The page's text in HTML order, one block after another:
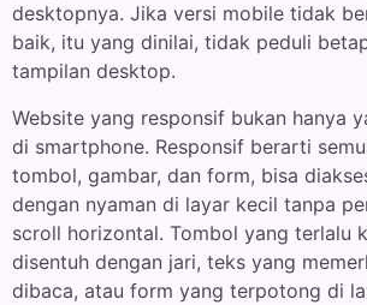
desktopnya. Jika versi mobile tidak
baik, itu yang dinilai, tidak peduli
tampilan desktop.
Website yang responsif bukan hanya
di smartphone. Responsif berarti
tombol, gambar, dan form, bisa
dengan nyaman di layar kecil tanpa
scroll horizontal. Tombol yang terlalu
disentuh dengan jari, teks yang
dibaca, atau form yang terpotong di